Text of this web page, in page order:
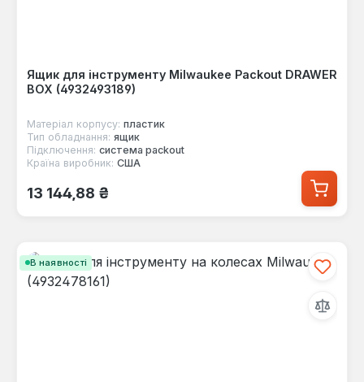
Ящик для інструменту Milwaukee Packout DRAWER
BOX (4932493189)
Матеріал корпусу: пластик
Тип обладнання: ящик
Підключення: система packout
Країна виробник: США
Звичайна ціна:
13 144,88 ₴
В наявності